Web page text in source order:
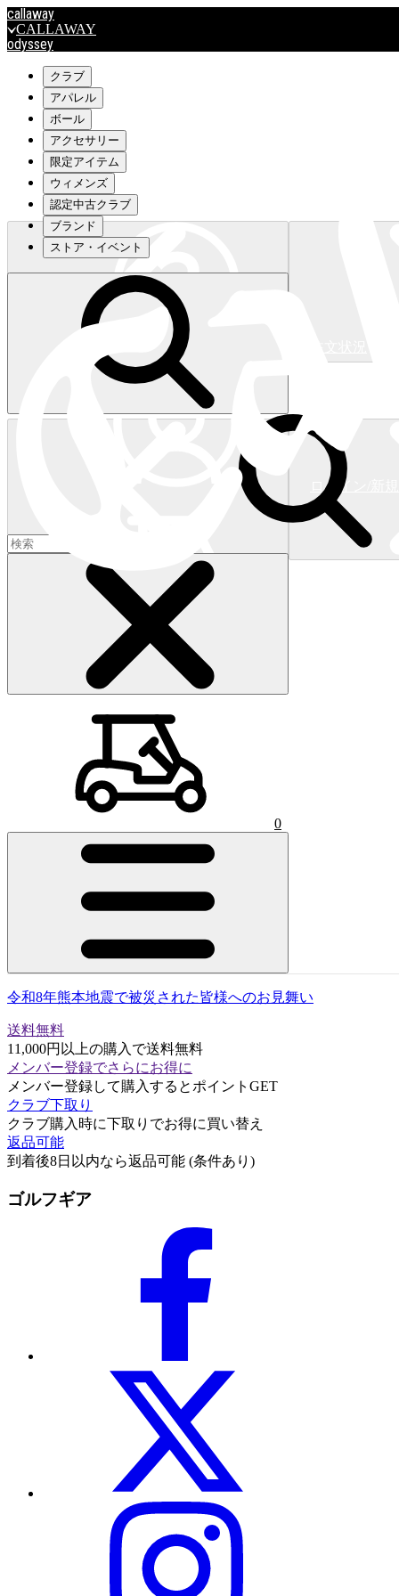
callaway
CALLAWAY
odyssey
travismathew
outlet
OUTLET
キャロウェイアパレルはこちら>>>
キャロウェイアパレルはこちら>>>
ログイン/新
ショッピングカート 0)
クラブ
アパレル
ボール
アクセサリー
限定アイテム
ウィメンズ
認定中古クラブ
ブランド
ストア・イベント
0
令和8年熊本地震で被災された皆様へのお見舞い
送料無料
11,000円以上の購入で送料無料
メンバー登録でさらにお得に
メンバー登録して購入するとポイントGET
クラブ下取り
クラブ購入時に下取りでお得に買い替え
返品可能
到着後8日以内なら返品可能 (条件あり)
ゴルフギア